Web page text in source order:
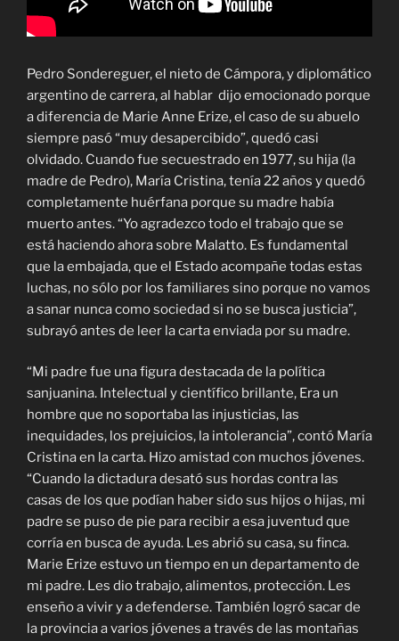
Pedro Sondereguer, el nieto de Cámpora, y diplomático
argentino de carrera, al hablar dijo emocionado porque
a diferencia de Marie Anne Erize, el caso de su abuelo
siempre pasó “muy desapercibido”, quedó casi
olvidado. Cuando fue secuestrado en 1977, su hija (la
madre de Pedro), María Cristina, tenía 22 años y quedó
completamente huérfana porque su madre había
muerto antes. “Yo agradezco todo el trabajo que se
está haciendo ahora sobre Malatto. Es fundamental
que la embajada, que el Estado acompañe todas estas
luchas, no sólo por los familiares sino porque no vamos
a sanar nunca como sociedad si no se busca justicia”,
subrayó antes de leer la carta enviada por su madre.
“Mi padre fue una figura destacada de la política
sanjuanina. Intelectual y científico brillante, Era un
hombre que no soportaba las injusticias, las
inequidades, los prejuicios, la intolerancia”, contó María
Cristina en la carta. Hizo amistad con muchos jóvenes.
“Cuando la dictadura desató sus hordas contra las
casas de los que podían haber sido sus hijos o hijas, mi
padre se puso de pie para recibir a esa juventud que
corría en busca de ayuda. Les abrió su casa, su finca.
Marie Erize estuvo un tiempo en un departamento de
mi padre. Les dio trabajo, alimentos, protección. Les
enseño a vivir y a defenderse. También logró sacar de
la provincia a varios jóvenes a través de las montañas